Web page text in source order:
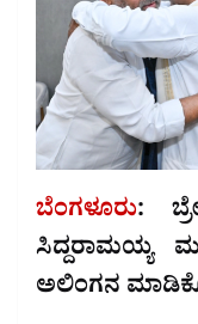
ಬೆಂಗಳೂರು:
ಸಿದ್ದರಾಮಯ್ಯ
ಅಲಿಂಗನ